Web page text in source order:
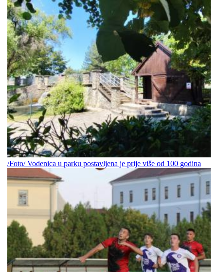
/Foto/ Vodenica u parku postavljena je prije više od 100 godina